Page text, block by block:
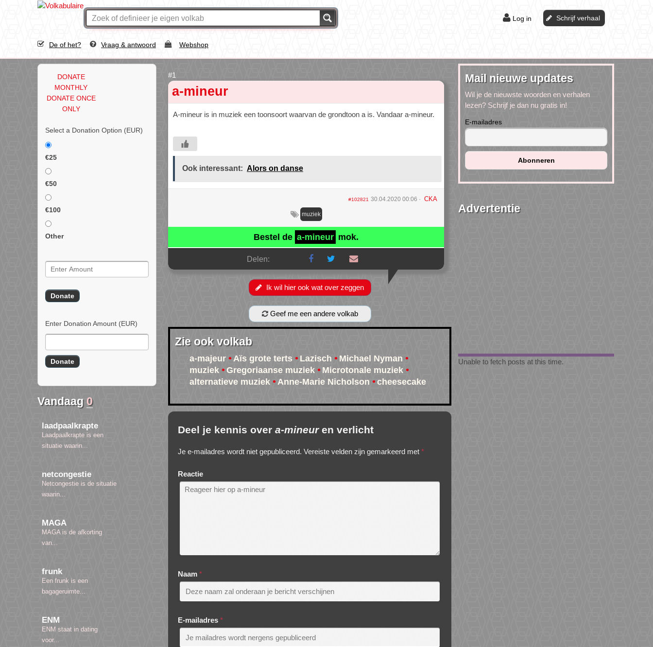
Log in Schrijf verhaal
De of het? Vraag & antwoord Webshop
DONATE
MONTHLY
DONATE ONCE
ONLY
Select a Donation Option (EUR)
€25
€50
€100
Other
Enter Donation Amount (EUR)
Vandaag 0
laadpaalkrapte
Laadpaalkrapte is een
situatie waarin...
netcongestie
Netcongestie is de situatie
waarin...
MAGA
MAGA is de afkorting
van...
frunk
Een frunk is een
bagageruimte...
ENM
ENM staat in dating
voor...
a-mineur
A-mineur is in muziek een toonsoort waarvan de grondtoon a is. Vandaar a-mineur.
Ook interessant: Alors on danse
#102821 30.04.2020 00:06 CKA
muziek
Bestel de a-mineur mok.
Delen:
Ik wil hier ook wat over zeggen
Geef me een andere volkab
Zie ook volkab
a-majeur Aïs grote terts Lazisch
Michael Nyman
muziek
Gregoriaanse muziek
Microtonale muziek
alternatieve muziek
Anne-Marie Nicholson cheesecake
Deel je kennis over a-mineuren verlicht
Je e-mailadres wordt niet gepubliceerd. Vereiste velden zijn gemarkeerd met *
Reactie
Naam *
E-mailadres *
Mail nieuwe updates
Wil je de nieuwste woorden en verhalen
lezen? Schrijf je dan nu gratis in!
E-mailadres
Advertentie
Unable to fetch posts at this time.